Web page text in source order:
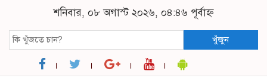
শনিবার, ০৮ অগাস্ট ২০২৬, ০৪:৪৬ পূর্বাহ্ন
খুঁজুন